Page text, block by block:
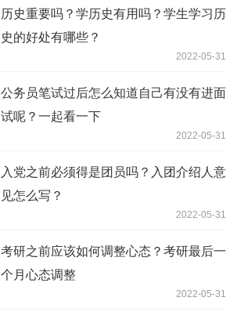
历史重要吗？学历史有用吗？学生学习历
史的好处有哪些？
2022-05-31
公务员笔试过后怎么知道自己有没有进面
试呢？一起看一下
2022-05-31
入党之前必须得是团员吗？入团介绍人意
见怎么写？
2022-05-31
考研之前应该如何调整心态？考研最后一
个月心态调整
2022-05-31